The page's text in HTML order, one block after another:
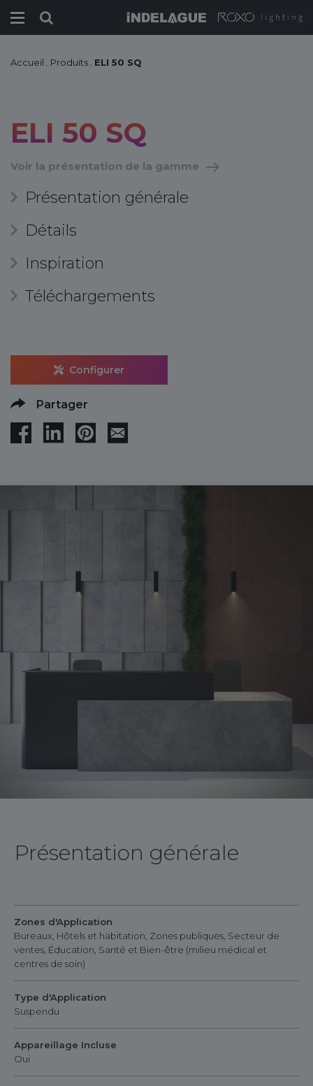
Accueil Produits ELI 50 SQ
ELI 50 SQ
Voir la présentation de la gamme
Présentation générale
Détails
Inspiration
Téléchargements
Configurer
Partager
Présentation générale
Zones d'Application
Bureaux, Hôtels et habitation, Zones publiques, Secteur de
ventes, Éducation, Santé et Bien-être (milieu médical et
centres de soin)
Type d'Application
Suspendu
Appareillage Incluse
Oui